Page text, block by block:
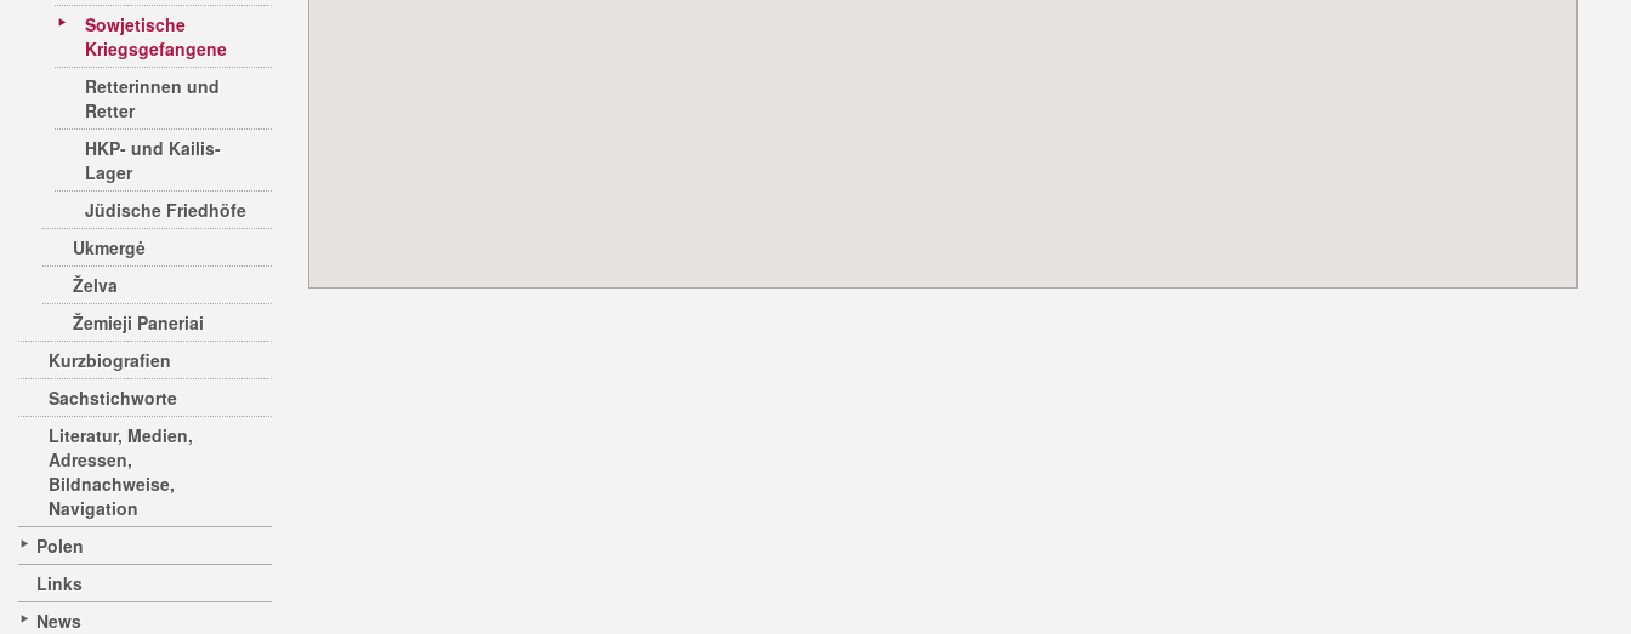
Sowjetische
Kriegsgefangene
Retterinnen und
Retter
HKP- und Kailis-
Lager
Jüdische Friedhöfe
Ukmergė
Želva
Žemieji Paneriai
Kurzbiografien
Sachstichworte
Literatur, Medien,
Adressen,
Bildnachweise,
Navigation
Polen
Links
News